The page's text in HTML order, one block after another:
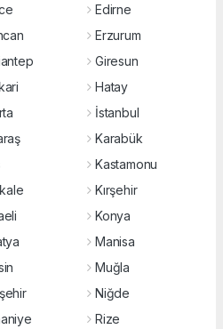
Edirne
Erzurum
Giresun
Hatay
İstanbul
Karabük
Kastamonu
Kırşehir
Konya
Manisa
Muğla
Niğde
Rize